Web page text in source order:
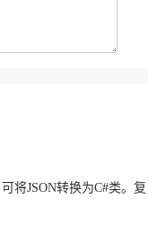
将JSON转换为C#类。复